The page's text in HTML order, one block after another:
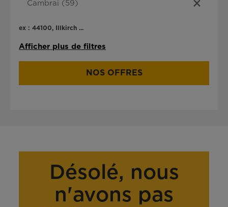
ex : 44100, Illkirch ...
Afficher plus de filtres
NOS OFFRES
Désolé, nous
n'avons pas